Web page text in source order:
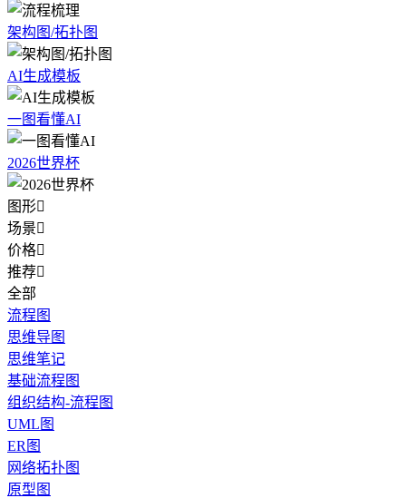
架构图/拓扑图
AI生成模板
一图看懂AI
2026世界杯
图形
场景
价格
推荐
全部
流程图
思维导图
思维笔记
基础流程图
组织结构-流程图
UML图
ER图
网络拓扑图
原型图